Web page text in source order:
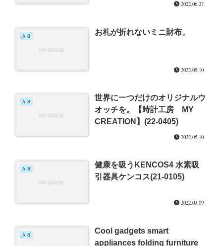
2022.06.27
Ａ８ お札が折れないミニ財布。
2022.05.10
Ａ８
世界に一つだけのオリジナルウ
オッチを。【時計工房 MY
CREATION】(22-0405)
2022.05.10
Ａ８
健康を吸うKENCOS4 水素吸
引器具ケンコス(21-0105)
2022.03.09
Ａ８
Cool gadgets smart
appliances folding furniture